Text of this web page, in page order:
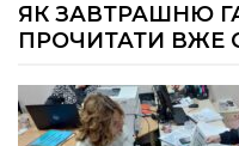
01 сер
Аліна Кулик
ЯК ЗАВТРАШНЮ
ПРОЧИТАТИ ВЖЕ